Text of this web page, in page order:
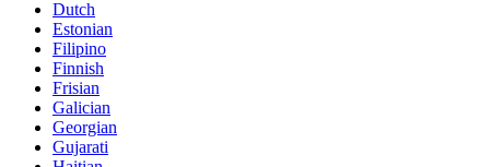
Dutch
Estonian
Filipino
Finnish
Frisian
Galician
Georgian
Gujarati